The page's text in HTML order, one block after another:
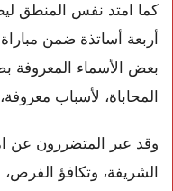
كما امتد نفس المنطق
أربعة أساتذة ضمن
بعض الأسماء المعروفة
المحاباة، لأسباب
وقد عبر المتضررون عن
الشريفة، وتكافؤ